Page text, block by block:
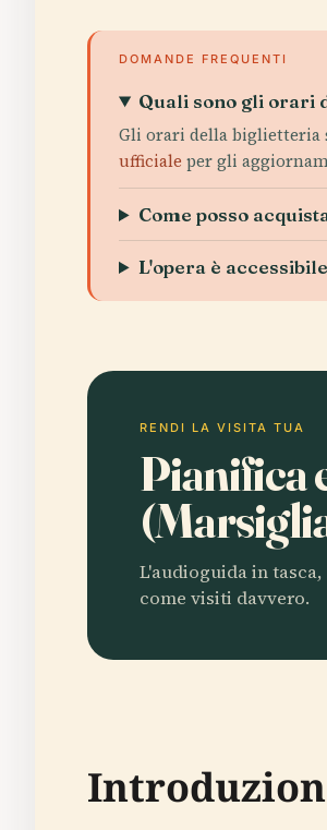
DOMANDE FREQUENTI
Quali sono gli orari
Gli orari della biglietteria
ufficiale per gli
Come posso
L'opera è
RENDI LA VISITA TUA
Pianifica
L'audioguida in
come visiti davvero.